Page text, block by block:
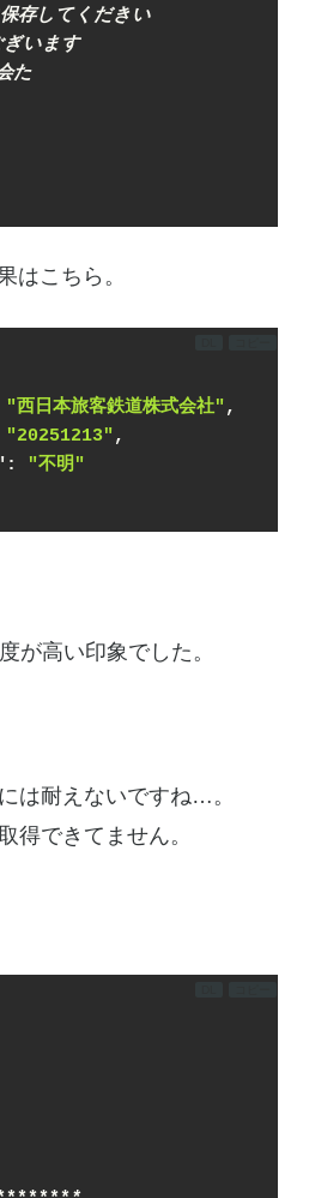
存してくだきい
ぎいます
た
はこちら。
"西日本旅客鉄道株式会社",
"20251213",
: "不明"
が高い印象でした。
は耐えないですね…。
得できてません。